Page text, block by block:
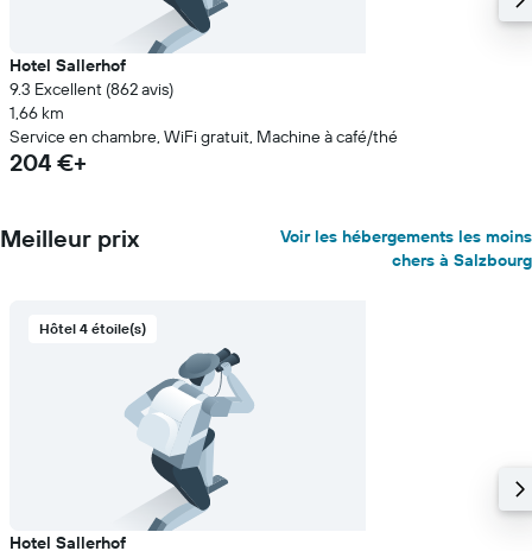
Hotel Sallerhof
9.3 Excellent (862 avis)
1,66 km
Service en chambre, WiFi gratuit, Machine à café/thé
204 €+
Meilleur prix
Voir les hébergements les moins
chers à Salzbourg
Hôtel 4 étoile(s)
Hotel Sallerhof